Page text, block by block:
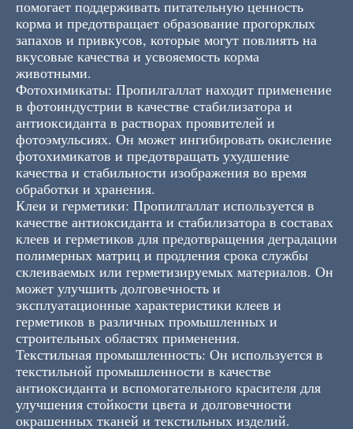
помогает поддерживать питательную ценность
корма и предотвращает образование прогорклых
запахов и привкусов, которые могут повлиять на
вкусовые качества и усвояемость корма
животными.
Фотохимикаты: Пропилгаллат находит применение
в фотоиндустрии в качестве стабилизатора и
антиоксиданта в растворах проявителей и
фотоэмульсиях. Он может ингибировать окисление
фотохимикатов и предотвращать ухудшение
качества и стабильности изображения во время
обработки и хранения.
Клеи и герметики: Пропилгаллат используется в
качестве антиоксиданта и стабилизатора в составах
клеев и герметиков для предотвращения деградации
полимерных матриц и продления срока службы
склеиваемых или герметизируемых материалов. Он
может улучшить долговечность и
эксплуатационные характеристики клеев и
герметиков в различных промышленных и
строительных областях применения.
Текстильная промышленность: Он используется в
текстильной промышленности в качестве
антиоксиданта и вспомогательного красителя для
улучшения стойкости цвета и долговечности
окрашенных тканей и текстильных изделий.